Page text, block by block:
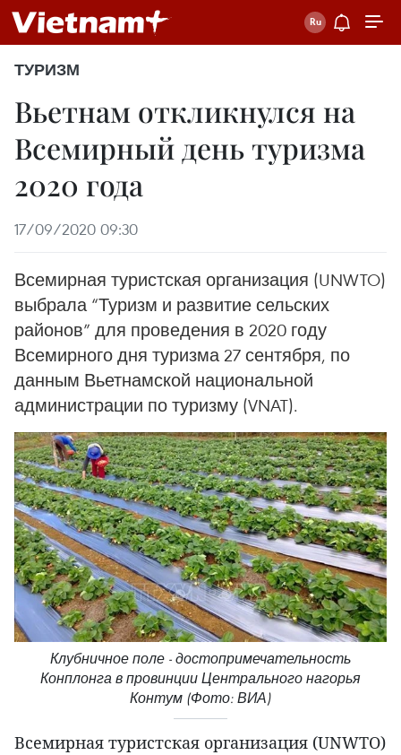
ТУРИЗМ
Вьетнам откликнулся на
Всемирный день туризма
2020 года
17/09/2020 09:30
Всемирная туристская организация (UNWTO)
выбрала “Туризм и развитие сельских
районов” для проведения в 2020 году
Всемирного дня туризма 27 сентября, по
данным Вьетнамской национальной
администрации по туризму (VNAT).
Клубничное поле - достопримечательность
Конплонга в провинции Центрального нагорья
Контум (Фото: ВИА)
Всемирная туристская организация (UNWTO)